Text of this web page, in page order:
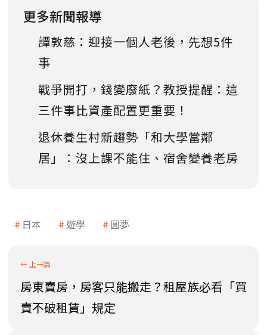
更多新聞報導
譚敦慈：迎接一個人老後，先想5件
事
戰爭開打，錢變廢紙？教授提醒：這
三件事比資產配置更重要！
退休養生村新趨勢「和大學當鄰
居」：沒上課不能住、宿舍變養老房
日本 遊學 圓夢
房東賣房，房客只能搬走？租屋族必看「買
賣不破租賃」規定